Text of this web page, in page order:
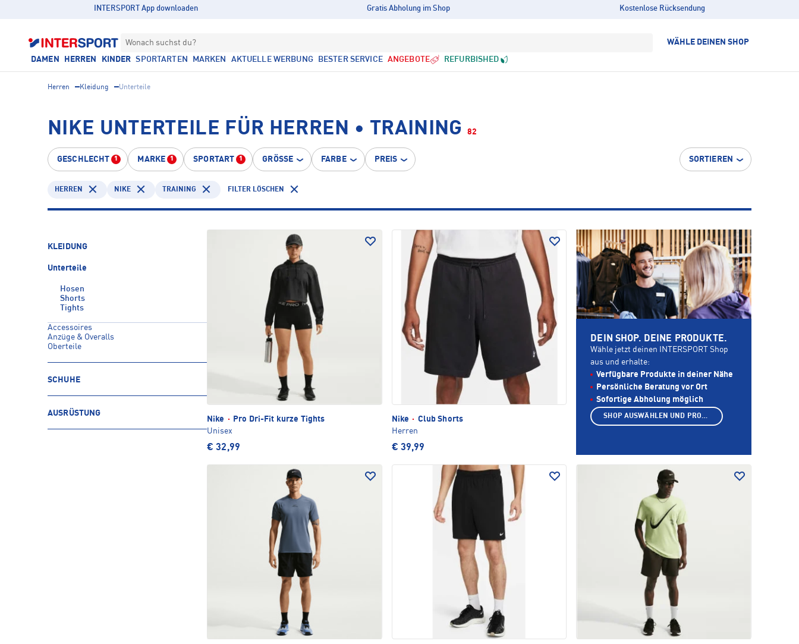
INTERSPORT App downloaden Gratis Abholung im Shop Kostenlose Rücksendung
Wonach suchst du? WÄHLE DEINEN SHOP
DAMEN HERREN KINDER SPORTARTEN MARKEN AKTUELLE WERBUNG BESTER SERVICE ANGEBOTE REFURBISHED
Herren Kleidung Unterteile
NIKE UNTERTEILE FÜR HERREN • TRAINING 82
GESCHLECHT 1 MARKE 1 SPORTART 1 GRÖSSE FARBE PREIS SORTIEREN
HERREN NIKE TRAINING FILTER LÖSCHEN
KLEIDUNG
Unterteile
Hosen
Shorts
Tights
Accessoires
Anzüge & Overalls
Oberteile
SCHUHE
AUSRÜSTUNG
Nike ·
Pro Dri-Fit kurze Tights
Unisex
€ 32,99
Nike · Club Shorts
Herren
€ 39,99
DEIN SHOP. DEINE PRODUKTE.
Wähle jetzt deinen INTERSPORT Shop
aus und erhalte:
Verfügbare Produkte in deiner Nähe
Persönliche Beratung vor Ort
Sofortige Abholung möglich
SHOP AUSWÄHLEN UND PRODUKTE ANZEIGEN